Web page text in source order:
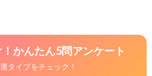
かんたん5問アンケート
タイプをチェック！